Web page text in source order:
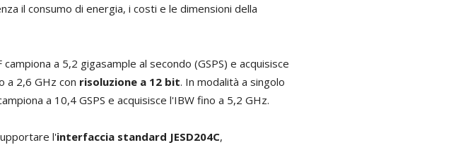
il consumo di energia, i costi e le dimensioni della
a 5,2 gigasample al secondo (GSPS) e acquisisce
a 2,6 GHz con risoluzione a 12 bit. In modalità a singolo
a 10,4 GSPS e acquisisce l'IBW fino a 5,2 GHz.
l'interfaccia standard JESD204C,